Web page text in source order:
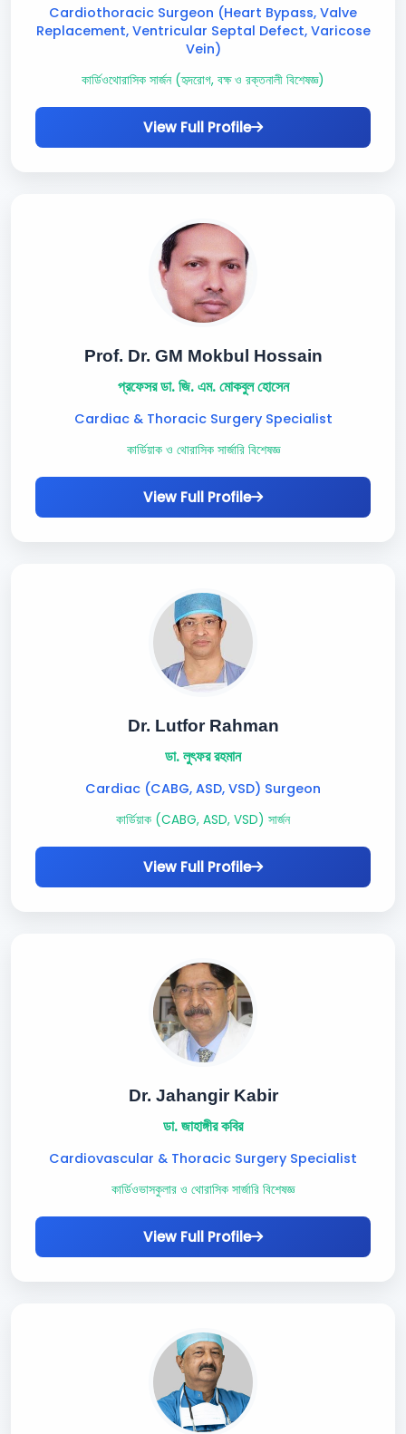
Cardiothoracic Surgeon (Heart Bypass, Valve
Replacement, Ventricular Septal Defect, Varicose
Vein)
কার্ডিওথোরাসিক সার্জন (হৃদরোগ, বক্ষ ও রক্তনালী বিশেষজ্ঞ)
View Full Profile
Prof. Dr. GM Mokbul Hossain
প্রফেসর ডা. জি. এম. মোকবুল হোসেন
Cardiac & Thoracic Surgery Specialist
কার্ডিয়াক ও থোরাসিক সার্জারি বিশেষজ্ঞ
View Full Profile
Dr. Lutfor Rahman
ডা. লুৎফর রহমান
Cardiac (CABG, ASD, VSD) Surgeon
কার্ডিয়াক (CABG, ASD, VSD) সার্জন
View Full Profile
Dr. Jahangir Kabir
ডা. জাহাঙ্গীর কবির
Cardiovascular & Thoracic Surgery Specialist
কার্ডিওভাসকুলার ও থোরাসিক সার্জারি বিশেষজ্ঞ
View Full Profile